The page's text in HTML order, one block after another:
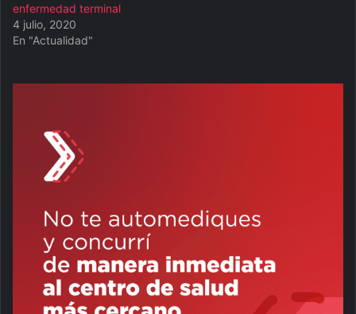
enfermedad terminal
4 julio, 2020
En "Actualidad"